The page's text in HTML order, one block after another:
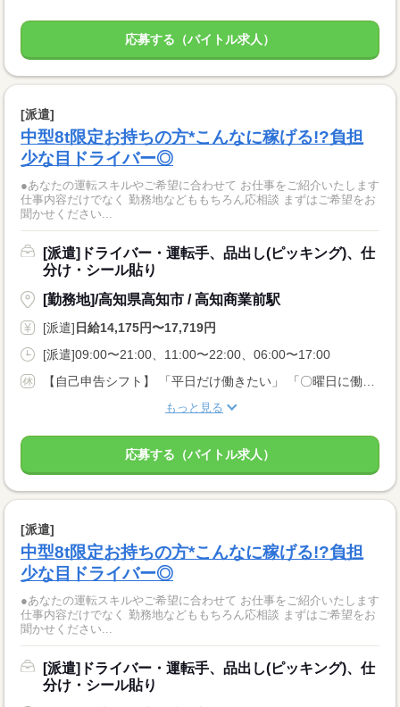
応募する（バイトル求人）
[派遣]
中型8t限定お持ちの方*こんなに稼げる!?負担
少な目ドライバー◎
●あなたの運転スキルやご希望に合わせて お仕事をご紹介いたします
仕事内容だけでなく 勤務地などももちろん応相談 まずはご希望をお
聞かせください...
[派遣]ドライバー・運転手、品出し(ピッキング)、仕
分け・シール貼り
[勤務地]/高知県高知市 / 高知商業前駅
[派遣]日給14,175円〜17,719円
[派遣]09:00〜21:00、11:00〜22:00、06:00〜17:00
もっと見る
応募する（バイトル求人）
[派遣]
中型8t限定お持ちの方*こんなに稼げる!?負担
少な目ドライバー◎
●あなたの運転スキルやご希望に合わせて お仕事をご紹介いたします
仕事内容だけでなく 勤務地などももちろん応相談 まずはご希望をお
聞かせください...
[派遣]ドライバー・運転手、品出し(ピッキング)、仕
分け・シール貼り